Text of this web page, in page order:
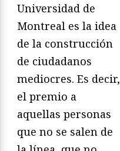
Universidad de
Montreal es la idea
de la construcción
de ciudadanos
mediocres. Es decir,
el premio a
aquellas personas
que no se salen de